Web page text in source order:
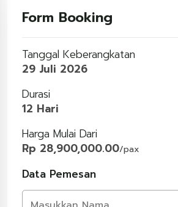
Form Booking
Tanggal Keberangkatan
29 Juli 2026
Durasi
12 Hari
Harga Mulai Dari
Rp 28,900,000.00/pax
Data Pemesan